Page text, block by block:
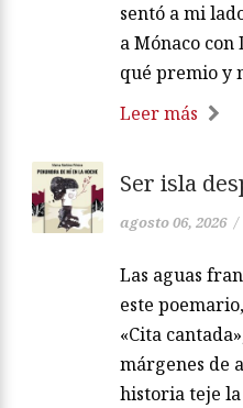
sentó a mi
a Mónaco con
qué premio y
Leer más
Ser isla
agosto 06, 2026 /
Las aguas
este
«Cita
márgenes de
historia teje